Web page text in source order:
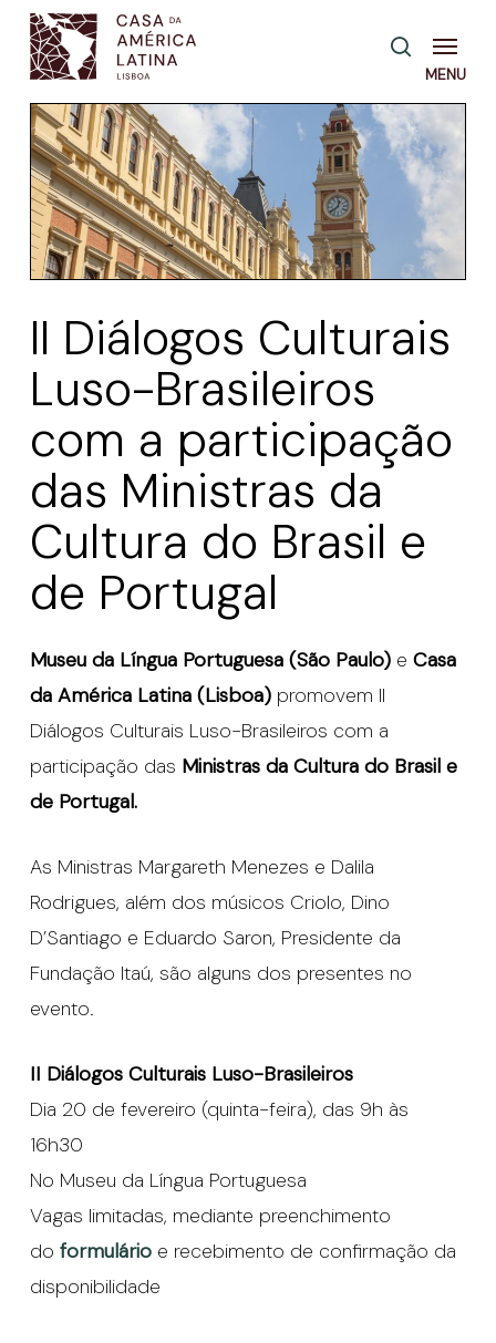
Skip
main
content
pesquisa
Menu
II Diálogos Culturais
Luso-Brasileiros
com a participação
das Ministras da
Cultura do Brasil e
de Portugal
Museu da Língua Portuguesa (São Paulo)e Casa
da América Latina (Lisboa)promovem II
Diálogos Culturais Luso-Brasileiros com a
participação das Ministras da Cultura do Brasil e
de Portugal.
As Ministras Margareth Menezes e Dalila
Rodrigues, além dos músicos Criolo, Dino
D’Santiago e Eduardo Saron, Presidente da
Fundação Itaú, são alguns dos presentes no
evento.
II Diálogos Culturais Luso-Brasileiros
Dia 20 de fevereiro (quinta-feira), das 9h às
16h30
No Museu da Língua Portuguesa
Vagas limitadas, mediante preenchimento
do formulárioe recebimento de confirmação da
disponibilidade